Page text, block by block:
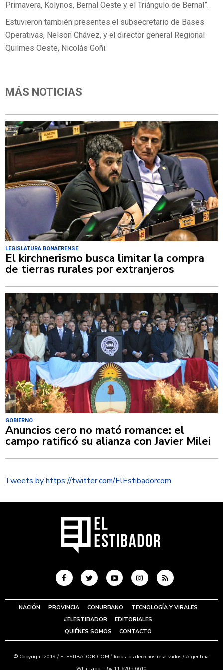
Primavera, Kolynos, Bernal Oeste y el Triángulo de Bernal”.
Estuvieron también presentes el subsecretario de Bases
Operativas, Nelson Chávez, y el director general Regional
Quilmes Oeste, Nicolás Goñi.
MÁS NOTICIAS
LEGISLATURA BONAERENSE
El kirchnerismo busca limitar la compra
de tierras rurales por extranjeros
GOBIERNO
Anuncios cero no mató romance: el
campo ratificó su alianza con Javier Milei
Tweets by https://twitter.com/ElEstibadorcom
NACIÓN PROVINCIA CONURBANO
TECNOLOGÍA Y VIRALES
#ELESTIBADOR
EDITORIALES
QUIÉNES SOMOS
CONTACTO
© Copyright 2019 / ELESTIBADOR.COM / Todos los derechos reservados / Argentina
Whatsapp: +54 11 6205 6610